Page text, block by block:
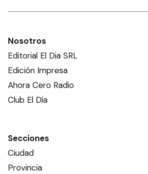
Nosotros
Editorial El Dia SRL
Edición Impresa
Ahora Cero Radio
Club El Día
Secciones
Ciudad
Provincia